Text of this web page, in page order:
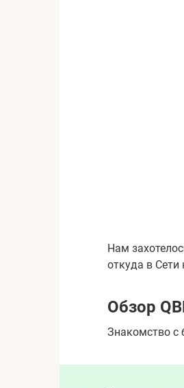
Нам
откуда в Сети
Обзор
Знакомство с